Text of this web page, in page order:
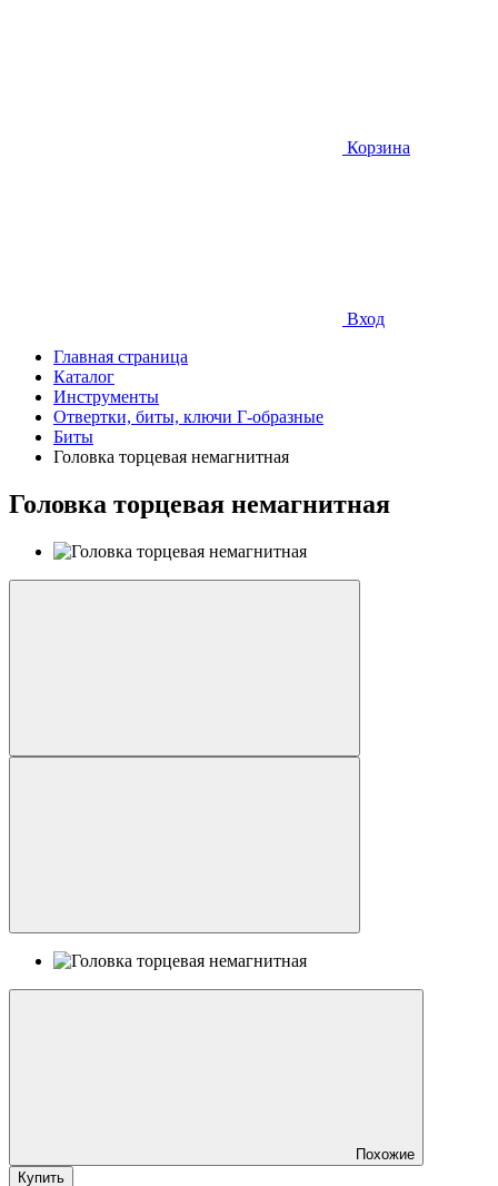
Корзина
Вход
Главная страница
Каталог
Инструменты
Отвертки, биты, ключи Г-образные
Биты
Головка торцевая немагнитная
Головка торцевая немагнитная
Похожие
Купить